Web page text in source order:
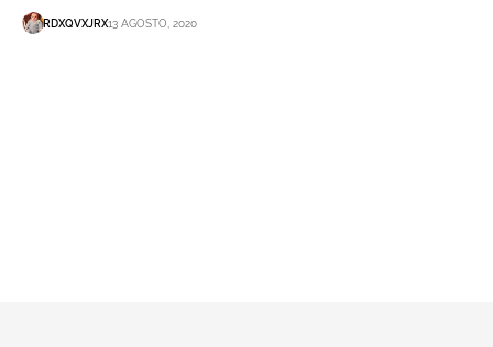
RDXQVXJRX13 AGOSTO, 2020